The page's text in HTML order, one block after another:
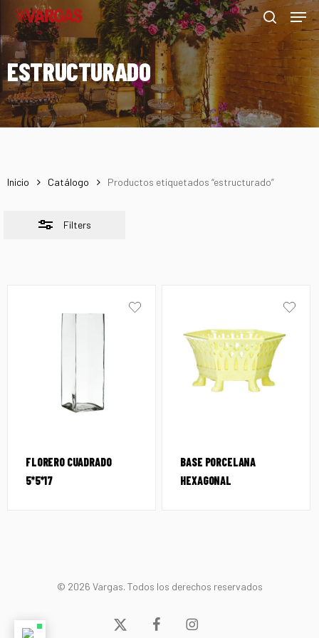
Skip
main
content
search
Menu
ESTRUCTURADO
Inicio Catálogo Productos etiquetados “estructurado”
Filters
Close
Filters
FLORERO CUADRADO
5*5*17
BASE PORCELANA
HEXAGONAL
© 2026 Vargas. Todos los derechos reservados
x-
facebookinstagram
Menu